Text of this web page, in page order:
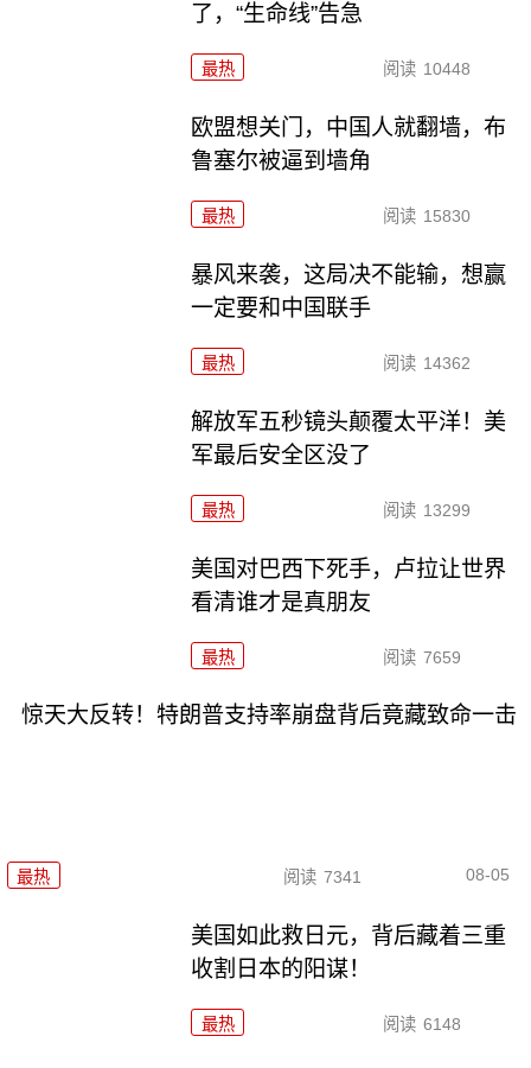
了，“生命线”告急
最热 阅读 10448
欧盟想关门，中国人就翻墙，布
鲁塞尔被逼到墙角
最热 阅读 15830
暴风来袭，这局决不能输，想赢
一定要和中国联手
最热 阅读 14362
解放军五秒镜头颠覆太平洋！美
军最后安全区没了
最热 阅读 13299
美国对巴西下死手，卢拉让世界
看清谁才是真朋友
最热 阅读 7659
惊天大反转！特朗普支持率崩盘背后竟藏致命一击
最热 阅读 7341 08-05
美国如此救日元，背后藏着三重
收割日本的阳谋！
最热 阅读 6148